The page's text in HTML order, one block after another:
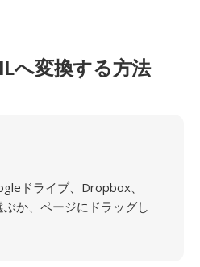
へ変換する方法
ドライブ、Dropbox、
か、ページにドラッグし